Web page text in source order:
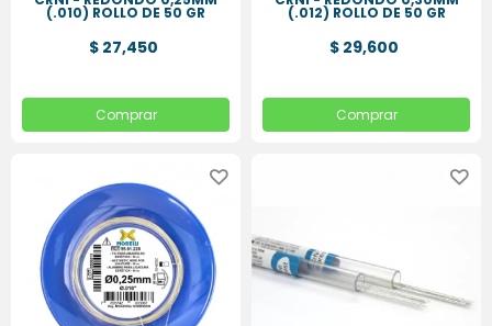
(.010) ROLLO DE 50 GR
$ 27,450
Comprar
(.012) ROLLO DE 50 GR
$ 29,600
Comprar